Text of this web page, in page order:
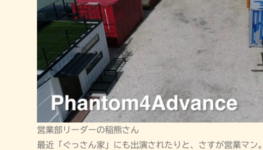
営業部リーダーの稲熊さん
最近「ぐっさん家」にも出演されたりと、さすが営業マン。